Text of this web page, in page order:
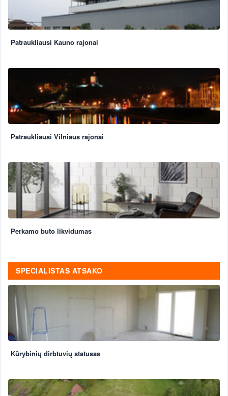
Patraukliausi Kauno rajonai
Patraukliausi Vilniaus rajonai
Perkamo buto likvidumas
SPECIALISTAS ATSAKO
Kūrybinių dirbtuvių statusas